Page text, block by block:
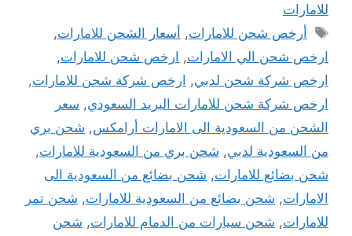
للامارات
الوسوم
أرخص شحن للامارات, أسعار الشحن للامارات,
ارخص شحن الي الامارات, ارخص شحن للامارات,
ارخص شركة شحن لدبي, ارخص شركة شحن للامارات,
ارخص شركة شحن للامارات البريد السعودي, سعر
الشحن من السعودية الى الامارات أرامكس, شحن بري
من السعودية لدبي, شحن بري من السعودية للامارات,
شحن بضائع للامارات, شحن بضائع من السعودية الى
الامارات, شحن بضائع من السعودية للامارات, شحن تمر
للامارات, شحن سيارات من الدمام للامارات, شحن